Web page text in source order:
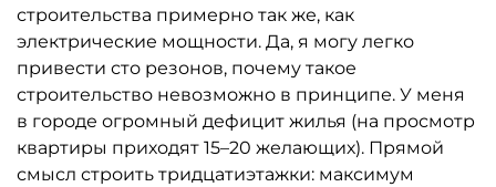
строительства примерно так же, как
электрические мощности. Да, я могу легко
привести сто резонов, почему такое
строительство невозможно в принципе. У меня
в городе огромный дефицит жилья (на просмотр
квартиры приходят 15–20 желающих). Прямой
смысл строить тридцатиэтажки: максимум